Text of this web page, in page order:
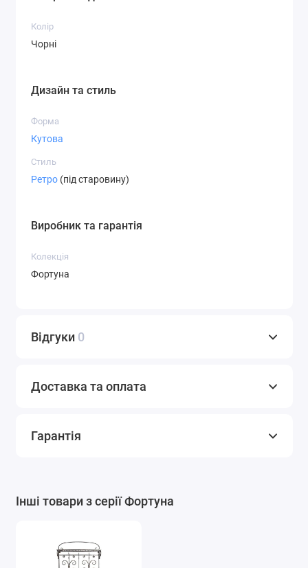
Колір
Чорні
Дизайн та стиль
Форма
Кутова
Стиль
Ретро (під старовину)
Виробник та гарантія
Колекція
Фортуна
Відгуки 0
Доставка та оплата
Гарантія
Інші товари з серії Фортуна